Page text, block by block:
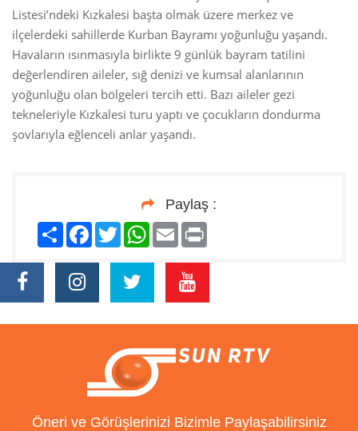
Listesi’ndeki Kızkalesi başta olmak üzere merkez ve
ilçelerdeki sahillerde Kurban Bayramı yoğunluğu yaşandı.
Havaların ısınmasıyla birlikte 9 günlük bayram tatilini
değerlendiren aileler, sığ denizi ve kumsal alanlarının
yoğunluğu olan bölgeleri tercih etti. Bazı aileler gezi
tekneleriyle Kızkalesi turu yaptı ve çocukların dondurma
şovlarıyla eğlenceli anlar yaşandı.
Paylaş :
PaylaşFacebook
TwitterWhatsApp
Email
Öneri ve Görüşlerinizi Bizimle Paylaşabilirsiniz